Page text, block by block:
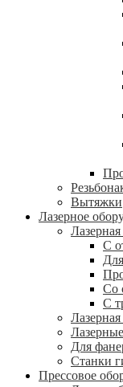
Вытяжки
Лазерное
Лазерная
С
Со
С
Лазерная
Для
Станки
Прессовое